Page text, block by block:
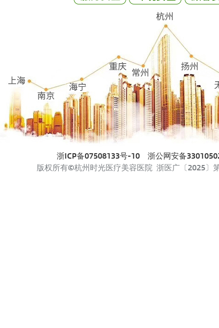
浙ICP备07508133号-10
浙公网安备
版权所有©杭州时光医疗美容医院 浙医广〔2025〕